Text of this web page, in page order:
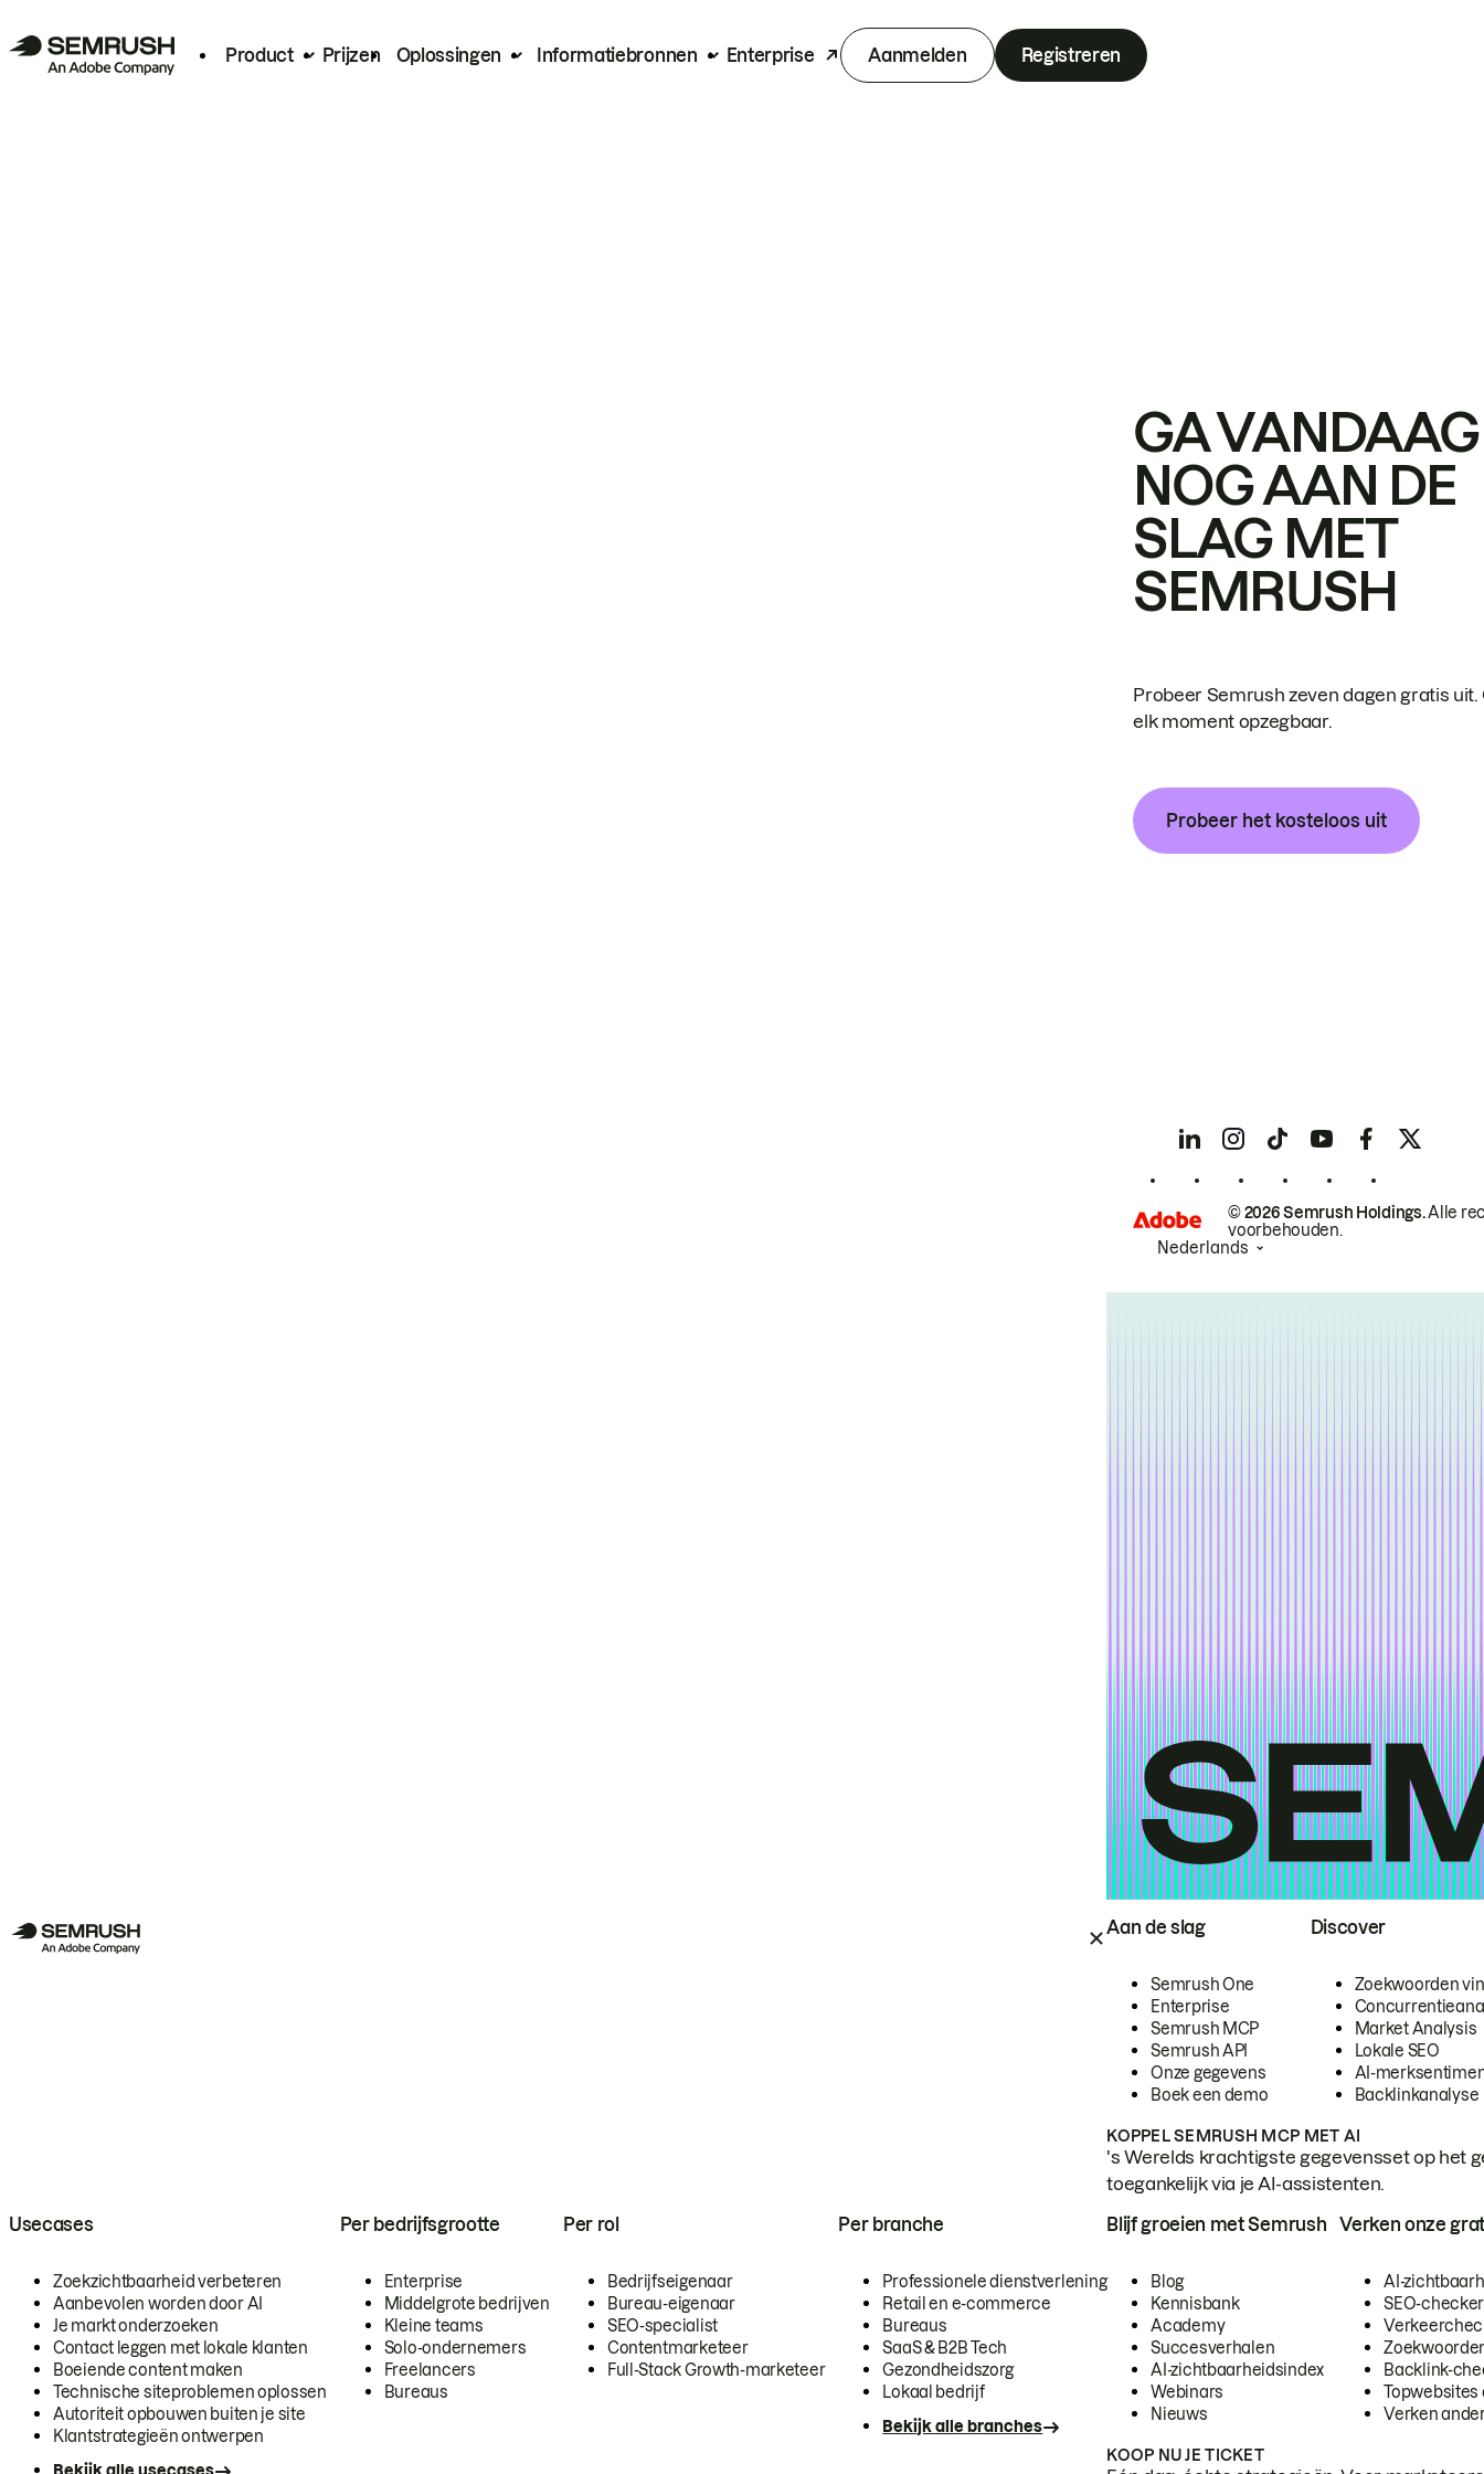
Product Prijzen Oplossingen Informatiebronnen Enterprise Aanmelden Registreren
Aan de slag
Semrush One
Enterprise
Semrush MCP
Semrush API
Onze gegevens
Boek een demo
Discover
Zoekwoorden
Market Analysis
Lokale SEO
AI-
Backlinkanalyse
KOPPEL SEMRUSH MCP MET AI
's Werelds krachtigste gegevensset op het
toegankelijk via je AI-assistenten.
Usecases
Zoekzichtbaarheid verbeteren
Aanbevolen worden door AI
Je markt onderzoeken
Contact leggen met lokale klanten
Boeiende content maken
Technische siteproblemen oplossen
Autoriteit opbouwen buiten je site
Klantstrategieën ontwerpen
Per bedrijfsgrootte
Enterprise
Middelgrote bedrijven
Kleine teams
Solo-ondernemers
Freelancers
Bureaus
Per rol
Bedrijfseigenaar
Bureau-eigenaar
SEO-specialist
Contentmarketeer
Full-Stack Growth-marketeer
Per branche
Professionele dienstverlening
Retail en e-commerce
Bureaus
SaaS & B2B Tech
Gezondheidszorg
Lokaal bedrijf
Bekijk alle branches
Blijf groeien met Semrush
Blog
Kennisbank
Academy
Succesverhalen
AI-zichtbaarheidsindex
Webinars
Nieuws
Verken onze
AI-
SEO-checker
Backlink-
Topwebsites
Verken
KOOP NU JE TICKET
GA VANDAAG
NOG AAN DE
SLAG MET
SEMRUSH
Probeer Semrush zeven dagen gratis uit.
elk moment opzegbaar.
Probeer het kosteloos uit
© 2026 Semrush Holdings.Alle
voorbehouden.
Nederlands